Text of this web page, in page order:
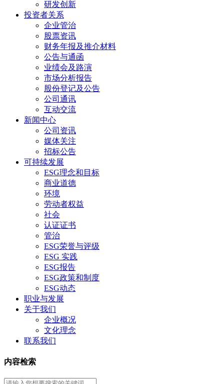
研发创新
投资者关系
企业管治
股票资讯
财务年报及推介材料
公告与通函
业绩会及路演
市场分析报告
股份登记及公告
公司通讯
互动交流
新闻中心
公司资讯
媒体关注
招标公告
可持续发展
ESG理念和目标
商业道德
环境
劳动者权益
社会
认证证书
管治
ESG荣誉与评级
ESG 实践
ESG报告
ESG政策和制度
ESG动态
职业与发展
关于我们
企业概况
文化理念
联系我们
内容检索